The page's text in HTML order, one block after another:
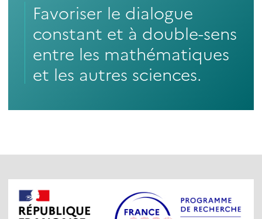
Favoriser le dialogue
constant et à double-sens
entre les mathématiques
et les autres sciences.